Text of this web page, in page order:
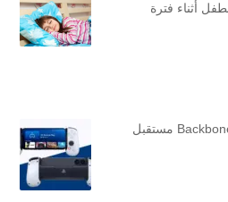
أثناء فترة
Backbone One – PlayStation Edition مستقبل